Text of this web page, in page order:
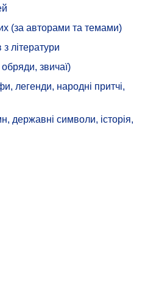
(за авторами та темами)
літератури
обряди, звичаї)
легенди, народні притчі,
державні символи, історія,